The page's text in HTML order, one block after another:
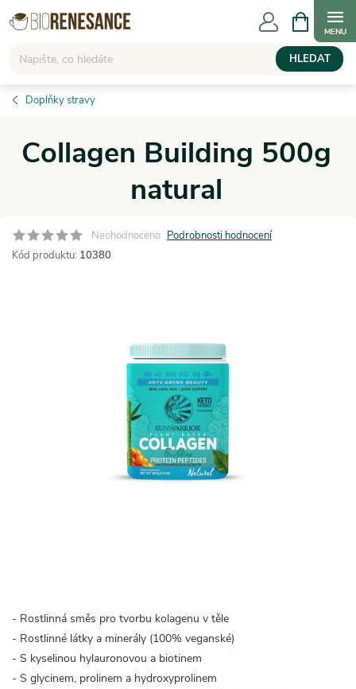
Přejít
na
HLEDAT
NÁKUPNÍ
KOŠÍK
Doplňky stravy
Collagen Building 500g
natural
Neohodnoceno Podrobnosti hodnocení
Kód produktu: 10380
- Rostlinná směs pro tvorbu kolagenu v těle
- Rostlinné látky a minerály (100% veganské)
- S kyselinou hylauronovou a biotinem
- S glycinem, prolinem a hydroxyprolinem